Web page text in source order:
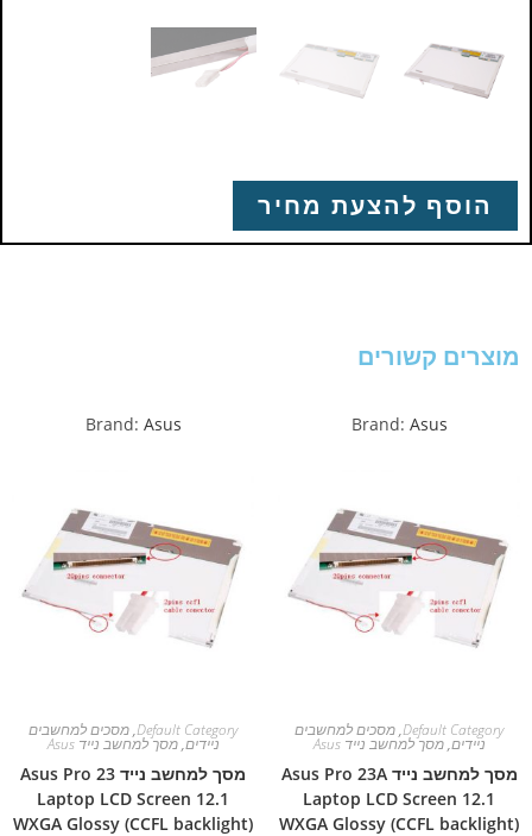
הוסף להצעת מחיר
מוצרים קשורים
Brand: Asus
Default Category
,מסכים למחשבים
ניידים,מסך למחשב נייד Asus
מסך למחשב נייד Asus Pro 23A
Laptop LCD Screen 12.1
WXGA Glossy (CCFL backlight)
Brand: Asus
Default Category
,מסכים למחשבים
ניידים,מסך למחשב נייד Asus
מסך למחשב נייד Asus Pro 23
Laptop LCD Screen 12.1
WXGA Glossy (CCFL backlight)